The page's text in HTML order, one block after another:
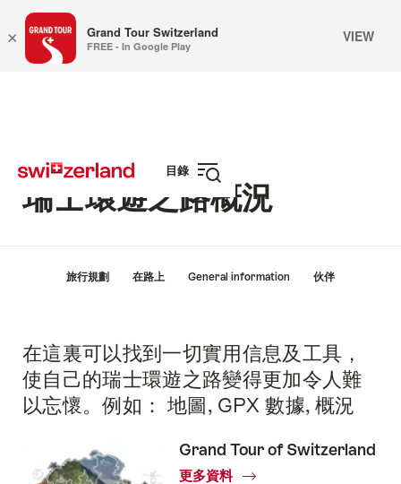
目錄
開
瑞士環遊之路概況
旅行規劃 在路上 General information 伙伴
簡
介
在這裏可以找到一切實用信息及工具，
使自己的瑞士環遊之路變得更加令人難
以忘懷。例如： 地圖, GPX 數據, 概況
Grand Tour of Switzerland
更多資料
× Grand Tour Switzerland
FREE - In Google Play
VIEW